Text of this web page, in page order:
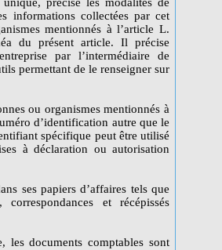
informations collectées par cet
mentionnés à l’article L.
du présent article. Il précise
par l’intermédiaire de
permettant de le renseigner sur
ou organismes mentionnés à
d’identification autre que le
spécifique peut être utilisé
à déclaration ou autorisation
ses papiers d’affaires tels que
et récépissés
documents comptables sont